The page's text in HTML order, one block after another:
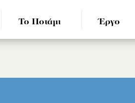
Το Ποτάμι Έργο